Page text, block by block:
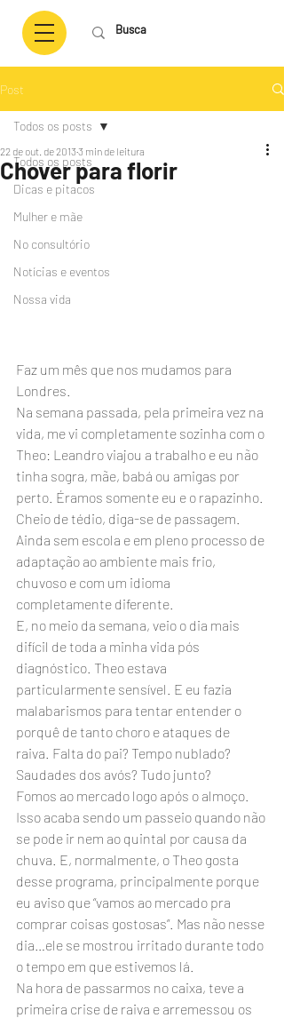
Post
Todos os posts
Dicas e pitacos
Mulher e mãe
No consultório
Notícias e eventos
Nossa vida
Todos os posts
Chover para florir
22 de out. de 2013 3 min de leitura
Faz um mês que nos mudamos para
Londres.
Na semana passada, pela primeira vez na
vida, me vi completamente sozinha com o
Theo: Leandro viajou a trabalho e eu não
tinha sogra, mãe, babá ou amigas por
perto. Éramos somente eu e o rapazinho.
Cheio de tédio, diga-se de passagem.
Ainda sem escola e em pleno processo de
adaptação ao ambiente mais frio,
chuvoso e com um idioma
completamente diferente.
E, no meio da semana, veio o dia mais
difícil de toda a minha vida pós
diagnóstico. Theo estava
particularmente sensível. E eu fazia
malabarismos para tentar entender o
porquê de tanto choro e ataques de
raiva. Falta do pai? Tempo nublado?
Saudades dos avós? Tudo junto?
Fomos ao mercado logo após o almoço.
Isso acaba sendo um passeio quando não
se pode ir nem ao quintal por causa da
chuva. E, normalmente, o Theo gosta
desse programa, principalmente porque
eu aviso que “vamos ao mercado pra
comprar coisas gostosas”. Mas não nesse
dia…ele se mostrou irritado durante todo
o tempo em que estivemos lá.
Na hora de passarmos no caixa, teve a
primeira crise de raiva e arremessou os